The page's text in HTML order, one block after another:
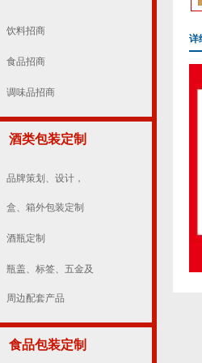
饮料招商
食品招商
调味品招商
酒类包装定制
品牌策划、设计，
盒、箱外包装定制
酒瓶定制
瓶盖、标签、五金及
周边配套产品
食品包装定制
详